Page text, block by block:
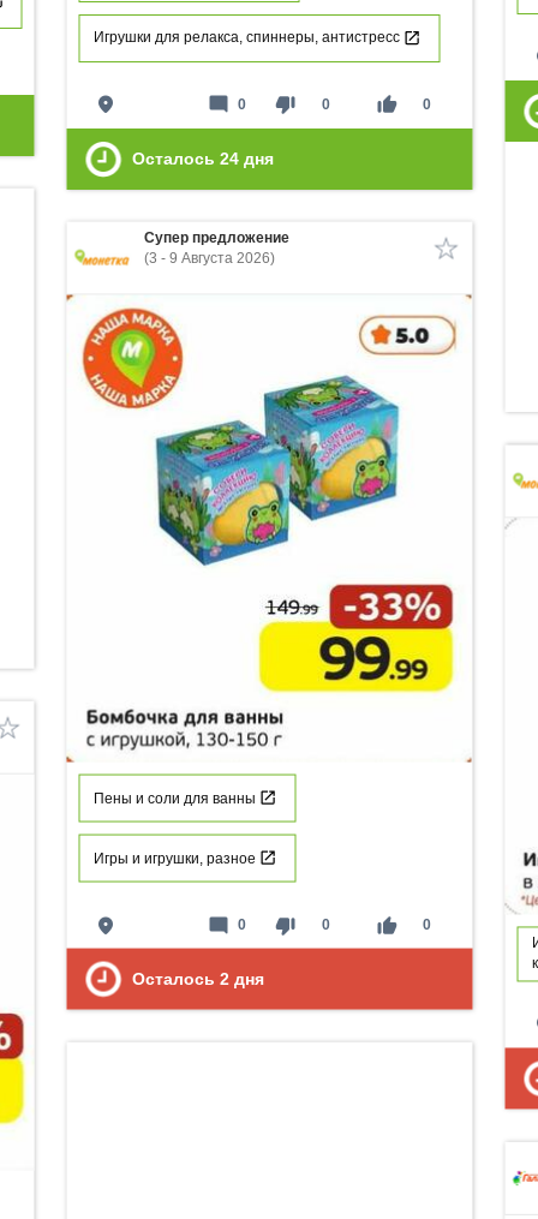
Игрушки для релакса, спиннеры, антистресс
place thumb_down 0 thumb_up 0
mode_comment 0
Осталось 24 дня
Супер предложение
(3 - 9 Августа 2026)
Пены и соли для ванны
Игры и игрушки, разное
place thumb_down 0 thumb_up 0
mode_comment 0
Осталось 2 дня